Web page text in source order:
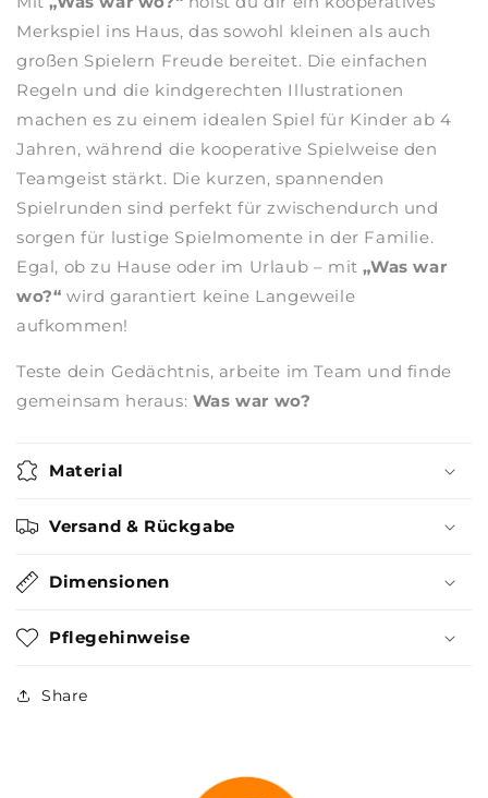
Merkspiel ins Haus, das sowohl kleinen als auch
großen Spielern Freude bereitet. Die einfachen
Regeln und die kindgerechten Illustrationen
machen es zu einem idealen Spiel für Kinder ab 4
Jahren, während die kooperative Spielweise den
Teamgeist stärkt. Die kurzen, spannenden
Spielrunden sind perfekt für zwischendurch und
sorgen für lustige Spielmomente in der Familie.
Egal, ob zu Hause oder im Urlaub – mit„Was war
wo?“ wird garantiert keine Langeweile
aufkommen!
Teste dein Gedächtnis, arbeite im Team und finde
gemeinsam heraus: Was war wo?
Material
Versand & Rückgabe
Dimensionen
Pflegehinweise
Share